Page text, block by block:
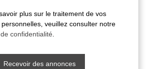
plus sur le traitement de vos
veuillez consulter notre
confidentialité
Recevoir des annonces